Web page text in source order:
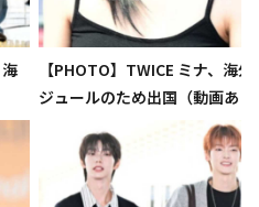
【PHOTO】TWICE ミナ、海
ジュールのため出国（動画あり